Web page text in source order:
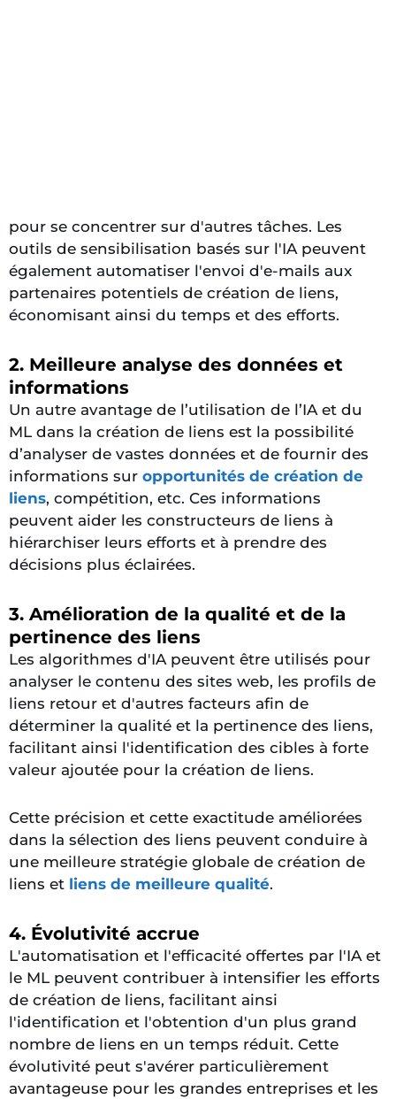
pour se concentrer sur d'autres tâches. Les
outils de sensibilisation basés sur l'IA peuvent
également automatiser l'envoi d'e-mails aux
partenaires potentiels de création de liens,
économisant ainsi du temps et des efforts.
2. Meilleure analyse des données et
informations
Un autre avantage de l’utilisation de l’IA et du
ML dans la création de liens est la possibilité
d’analyser de vastes données et de fournir des
informations sur opportunités de création de
liens, compétition, etc. Ces informations
peuvent aider les constructeurs de liens à
hiérarchiser leurs efforts et à prendre des
décisions plus éclairées.
3. Amélioration de la qualité et de la
pertinence des liens
Les algorithmes d'IA peuvent être utilisés pour
analyser le contenu des sites web, les profils de
liens retour et d'autres facteurs afin de
déterminer la qualité et la pertinence des liens,
facilitant ainsi l'identification des cibles à forte
valeur ajoutée pour la création de liens.
Cette précision et cette exactitude améliorées
dans la sélection des liens peuvent conduire à
une meilleure stratégie globale de création de
liens et liens de meilleure qualité.
4. Évolutivité accrue
L'automatisation et l'efficacité offertes par l'IA et
le ML peuvent contribuer à intensifier les efforts
de création de liens, facilitant ainsi
l'identification et l'obtention d'un plus grand
nombre de liens en un temps réduit. Cette
évolutivité peut s'avérer particulièrement
avantageuse pour les grandes entreprises et les